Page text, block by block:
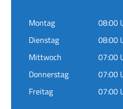
Montag
08:00
Dienstag
08:00
Mittwoch
07:00
Donnerstag
07:00
Freitag
07:00